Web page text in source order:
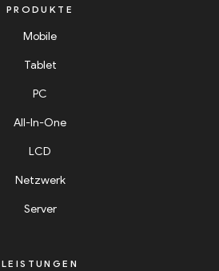
PRODUKTE
Mobile
Tablet
PC
All-In-One
LCD
Netzwerk
Server
LEISTUNGEN